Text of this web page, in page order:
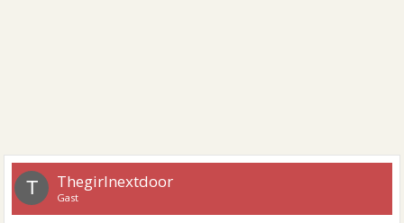
T Thegirlnextdoor
Gast